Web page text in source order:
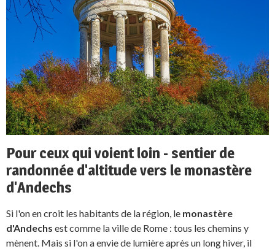
Pour ceux qui voient loin - sentier de
randonnée d'altitude vers le monastère
d'Andechs
Si l'on en croit les habitants de la région, le monastère
d'Andechs est comme la ville de Rome : tous les chemins y
mènent. Mais si l'on a envie de lumière après un long hiver, il